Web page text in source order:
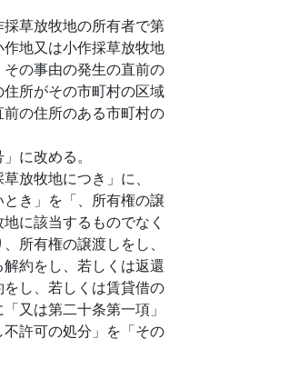
草放牧地の所有者で第
地又は小作採草放牧地
の事由の発生の直前の
所がその市町村の区域
の住所のある市町村の
に改める。
放牧地につき」に、
き」を「、所有権の譲
に該当するものでなく
所有権の譲渡しをし、
約をし、若しくは返還
し、若しくは賃貸借の
又は第二十条第一項」
許可の処分」を「その